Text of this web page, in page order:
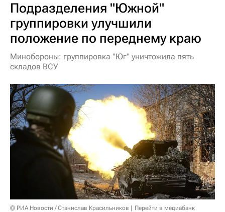
Подразделения "Южной"
группировки улучшили
положение по переднему краю
Минобороны: группировка "Юг" уничтожила пять
складов ВСУ
© РИА Новости / Станислав Красильников
Перейти в медиабанк